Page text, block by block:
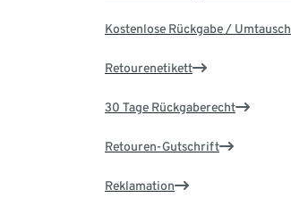
Kostenlose Rückgabe / Umtausch
Retourenetikett
30 Tage Rückgaberecht
Retouren-Gutschrift
Reklamation